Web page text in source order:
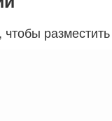
, чтобы